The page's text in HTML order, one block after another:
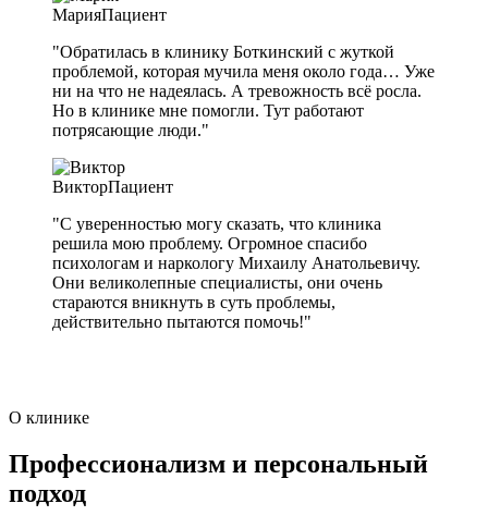
МарияПациент
"Обратилась в клинику Боткинский с жуткой
проблемой, которая мучила меня около года… Уже
ни на что не надеялась. А тревожность всё росла.
Но в клинике мне помогли. Тут работают
потрясающие люди."
ВикторПациент
"С уверенностью могу сказать, что клиника
решила мою проблему. Огромное спасибо
психологам и наркологу Михаилу Анатольевичу.
Они великолепные специалисты, они очень
стараются вникнуть в суть проблемы,
действительно пытаются помочь!"
О клинике
Профессионализм и персональный
подход